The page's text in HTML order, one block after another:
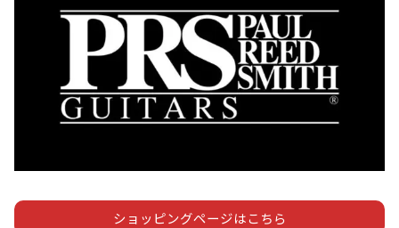
ショッピングページはこちら